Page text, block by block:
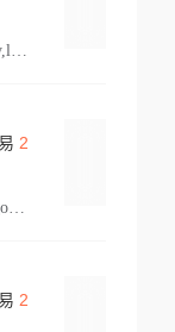
2
personal effect,used household goods
2